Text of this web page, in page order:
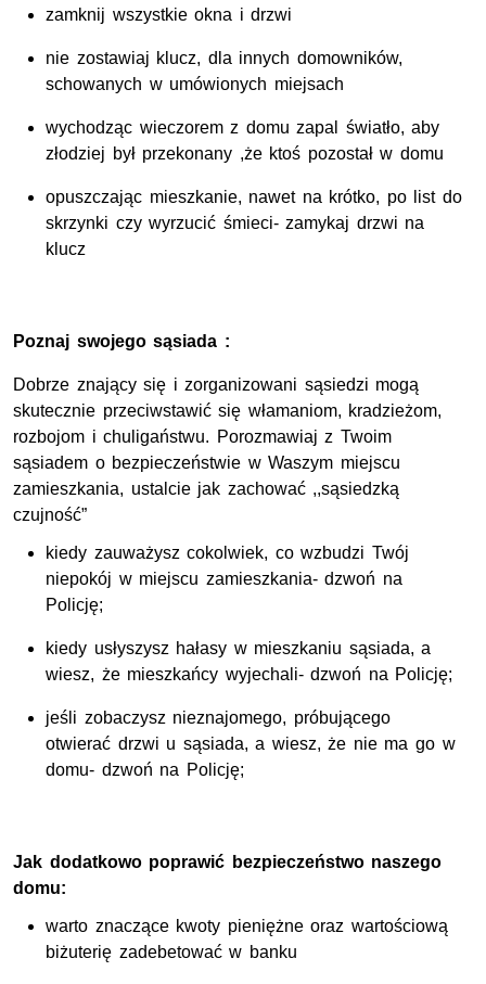
zamknij wszystkie okna i drzwi
nie zostawiaj klucz, dla innych domowników,
schowanych w umówionych miejsach
wychodząc wieczorem z domu zapal światło, aby
złodziej był przekonany ,że ktoś pozostał w domu
opuszczając mieszkanie, nawet na krótko, po list do
skrzynki czy wyrzucić śmieci- zamykaj drzwi na
klucz
Poznaj swojego sąsiada :
Dobrze znający się i zorganizowani sąsiedzi mogą
skutecznie przeciwstawić się włamaniom, kradzieżom,
rozbojom i chuligaństwu. Porozmawiaj z Twoim
sąsiadem o bezpieczeństwie w Waszym miejscu
zamieszkania, ustalcie jak zachować ,,sąsiedzką
czujność”
kiedy zauważysz cokolwiek, co wzbudzi Twój
niepokój w miejscu zamieszkania- dzwoń na
Policję;
kiedy usłyszysz hałasy w mieszkaniu sąsiada, a
wiesz, że mieszkańcy wyjechali- dzwoń na Policję;
jeśli zobaczysz nieznajomego, próbującego
otwierać drzwi u sąsiada, a wiesz, że nie ma go w
domu- dzwoń na Policję;
Jak dodatkowo poprawić bezpieczeństwo naszego
domu:
warto znaczące kwoty pieniężne oraz wartościową
biżuterię zadebetować w banku